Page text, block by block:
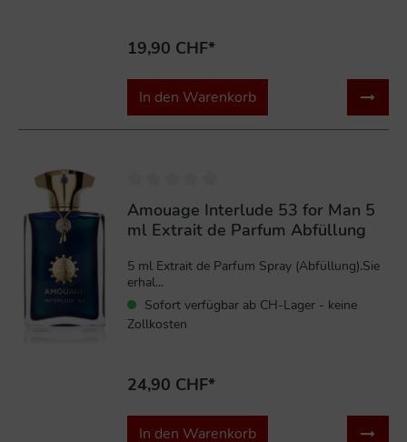
19,90 CHF*
In den Warenkorb
Amouage Interlude 53 for Man 5
ml Extrait de Parfum Abfüllung
5 ml Extrait de Parfum Spray (Abfüllung).Sie
erhal...
Sofort verfügbar ab CH-Lager - keine
Zollkosten
24,90 CHF*
In den Warenkorb